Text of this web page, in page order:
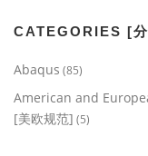
CATEGORIES [
Abaqus (85)
American and
[美欧规范] (5)